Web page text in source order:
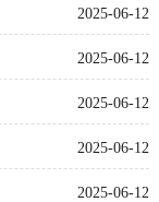
2025-06-12
2025-06-12
2025-06-12
2025-06-12
2025-06-12